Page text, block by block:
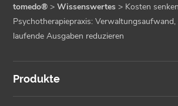
tomedo® >Wissenswertes > Kosten
Psychotherapiepraxis:
laufende Ausgaben reduzieren
Produkte